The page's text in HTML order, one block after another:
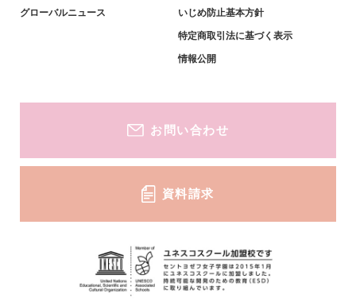
グローバルニュース いじめ防止基本方針
特定商取引法に基づく表示
情報公開
お問い合わせ
資料請求